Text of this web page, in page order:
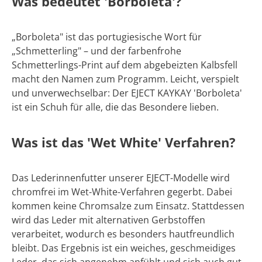
„Borboleta" ist das portugiesische Wort für
„Schmetterling" – und der farbenfrohe
Schmetterlings-Print auf dem abgebeizten Kalbsfell
macht den Namen zum Programm. Leicht, verspielt
und unverwechselbar: Der EJECT KAYKAY 'Borboleta'
ist ein Schuh für alle, die das Besondere lieben.
Was ist das 'Wet White' Verfahren?
Das Lederinnenfutter unserer EJECT-Modelle wird
chromfrei im Wet-White-Verfahren gegerbt. Dabei
kommen keine Chromsalze zum Einsatz. Stattdessen
wird das Leder mit alternativen Gerbstoffen
verarbeitet, wodurch es besonders hautfreundlich
bleibt. Das Ergebnis ist ein weiches, geschmeidiges